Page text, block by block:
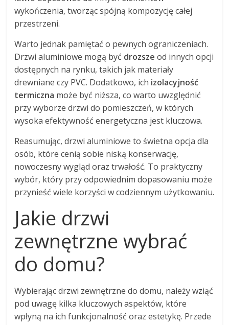
wykończenia, tworząc spójną kompozycję całej
przestrzeni.
Warto jednak pamiętać o pewnych ograniczeniach.
Drzwi aluminiowe mogą być drozsze od innych opcji
dostępnych na rynku, takich jak materiały
drewniane czy PVC. Dodatkowo, ich izolacyjność
termiczna może być niższa, co warto uwzględnić
przy wyborze drzwi do pomieszczeń, w których
wysoka efektywność energetyczna jest kluczowa.
Reasumując, drzwi aluminiowe to świetna opcja dla
osób, które cenią sobie niską konserwację,
nowoczesny wygląd oraz trwałość. To praktyczny
wybór, który przy odpowiednim dopasowaniu może
przynieść wiele korzyści w codziennym użytkowaniu.
Jakie drzwi
zewnętrzne wybrać
do domu?
Wybierając drzwi zewnętrzne do domu, należy wziąć
pod uwagę kilka kluczowych aspektów, które
wpłyną na ich funkcjonalność oraz estetykę. Przede